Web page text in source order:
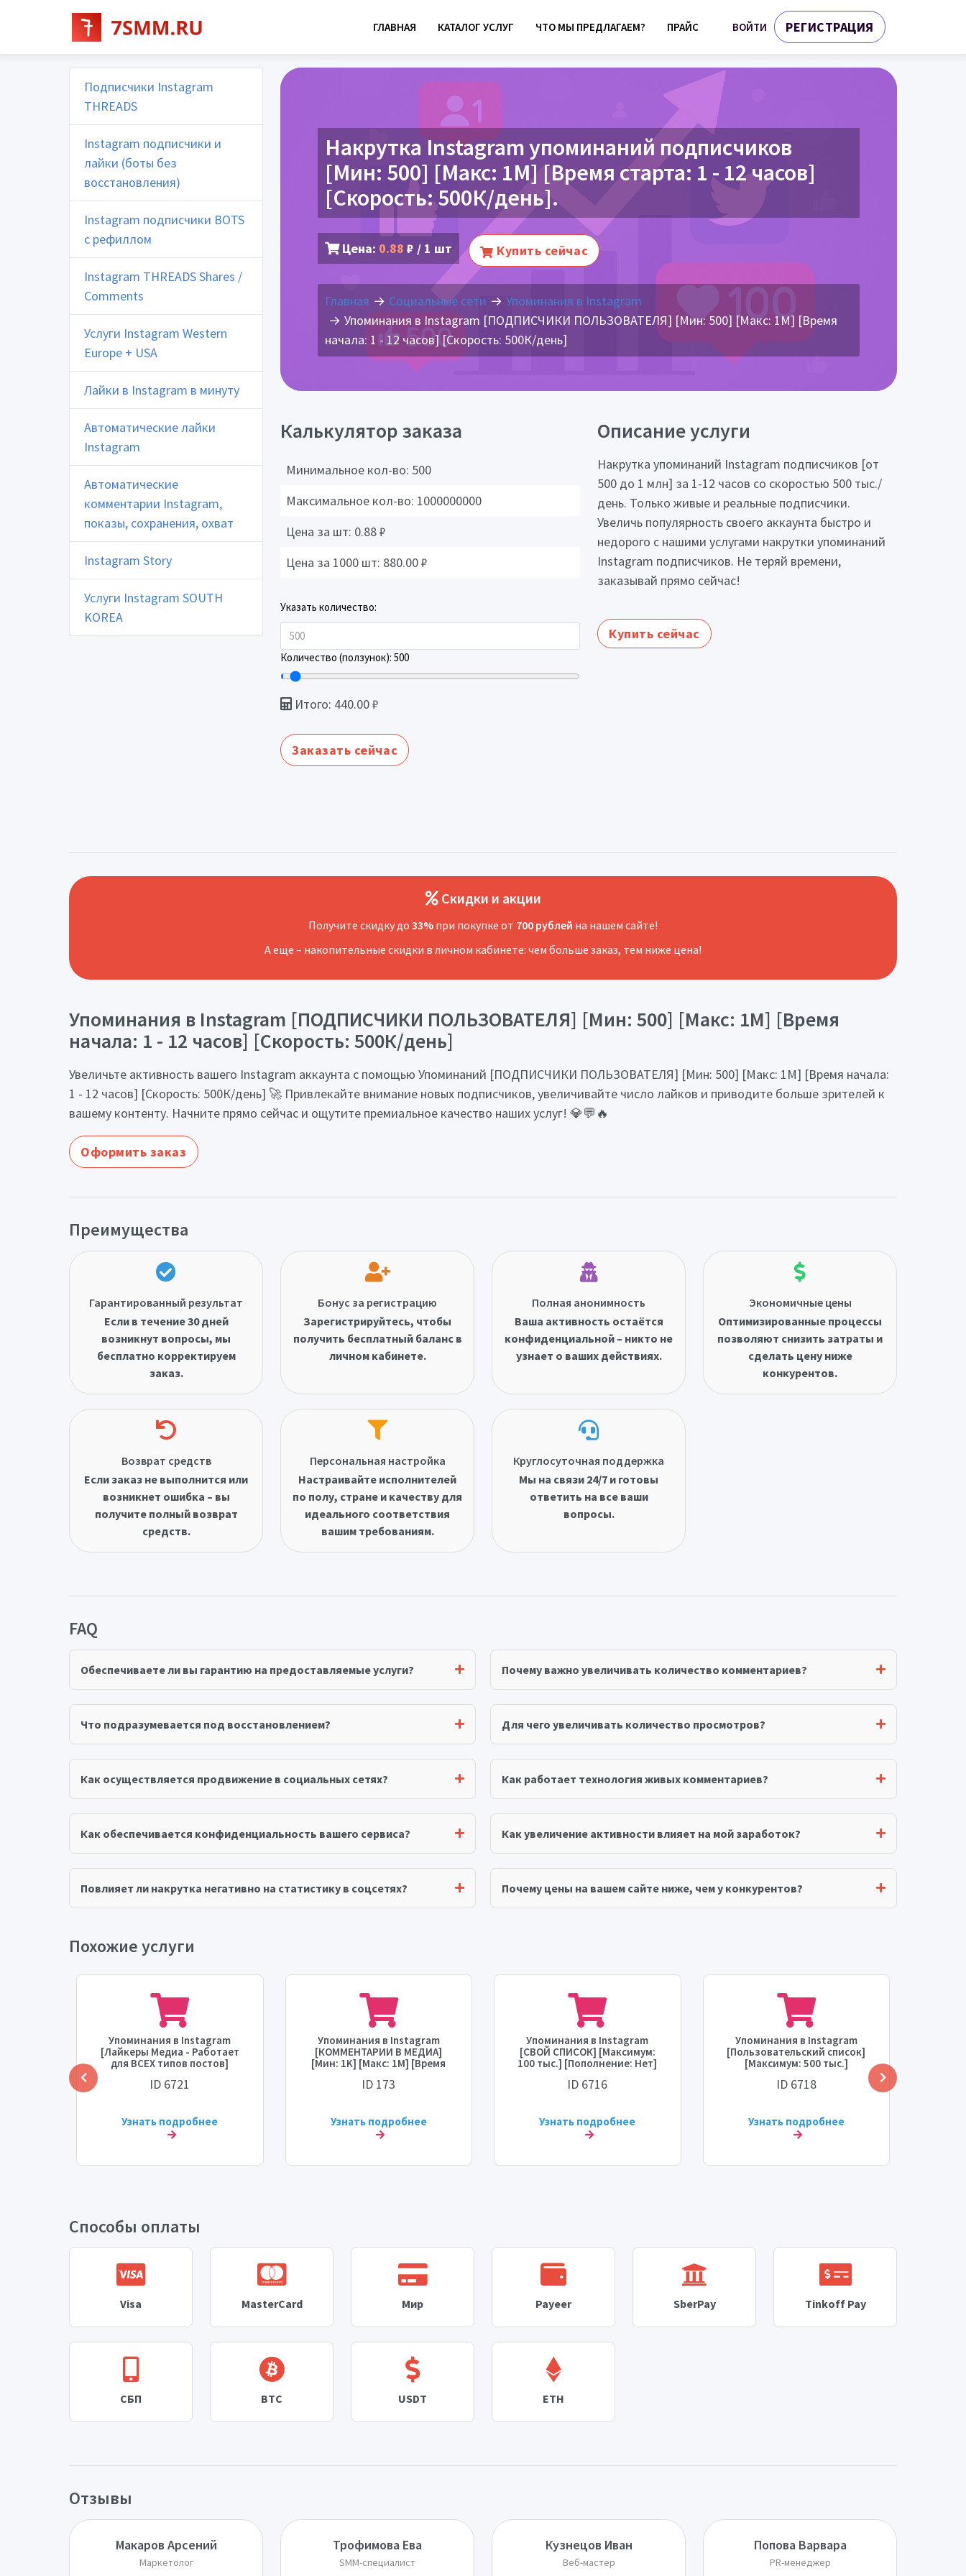
ГЛАВНАЯ КАТАЛОГ УСЛУГ ЧТО МЫ ПРЕДЛАГАЕМ? ПРАЙС ВОЙТИ РЕГИСТРАЦИЯ
Подписчики Instagram
THREADS
Instagram подписчики и
лайки (боты без
восстановления)
Instagram подписчики BOTS
с рефиллом
Instagram THREADS Shares /
Comments
Услуги Instagram Western
Europe + USA
Лайки в Instagram в минуту
Автоматические лайки
Instagram
Автоматические
комментарии Instagram,
показы, сохранения, охват
Instagram Story
Услуги Instagram SOUTH
KOREA
Накрутка Instagram упоминаний подписчиков
[Мин: 500] [Макс: 1М] [Время старта: 1 - 12 часов]
[Скорость: 500К/день].
Цена: 0.88 ₽ / 1 шт Купить сейчас
Главная Социальные сети
Упоминания в Instagram
Упоминания в Instagram [ПОДПИСЧИКИ ПОЛЬЗОВАТЕЛЯ] [Мин: 500] [Макс: 1М] [Время
начала: 1 - 12 часов] [Скорость: 500К/день]
Калькулятор заказа
Минимальное кол-во: 500
Максимальное кол-во: 1000000000
Цена за шт: 0.88₽
Цена за 1000 шт: 880.00₽
Указать количество:
Количество (ползунок): 500
Итого: 440.00₽
Заказать сейчас
Описание услуги
Накрутка упоминаний Instagram подписчиков [от
500 до 1 млн] за 1-12 часов со скоростью 500 тыс./
день. Только живые и реальные подписчики.
Увеличь популярность своего аккаунта быстро и
недорого с нашими услугами накрутки упоминаний
Instagram подписчиков. Не теряй времени,
заказывай прямо сейчас!
Купить сейчас
Скидки и акции
Получите скидку до 33% при покупке от 700 рублей на нашем сайте!
А еще – накопительные скидки в личном кабинете: чем больше заказ, тем ниже цена!
Упоминания в Instagram [ПОДПИСЧИКИ ПОЛЬЗОВАТЕЛЯ] [Мин: 500] [Макс: 1М] [Время
начала: 1 - 12 часов] [Скорость: 500К/день]
Увеличьте активность вашего Instagram аккаунта с помощью Упоминаний [ПОДПИСЧИКИ ПОЛЬЗОВАТЕЛЯ] [Мин: 500] [Макс: 1М] [Время начала:
1 - 12 часов] [Скорость: 500К/день] 🚀 Привлекайте внимание новых подписчиков, увеличивайте число лайков и приводите больше зрителей к
вашему контенту. Начните прямо сейчас и ощутите премиальное качество наших услуг! 💎💬🔥
Оформить заказ
Преимущества
Гарантированный результат
Если в течение 30 дней
возникнут вопросы, мы
бесплатно корректируем
заказ.
Бонус за регистрацию
Зарегистрируйтесь, чтобы
получить бесплатный баланс в
личном кабинете.
Полная анонимность
Ваша активность остаётся
конфиденциальной – никто не
узнает о ваших действиях.
Экономичные цены
Оптимизированные процессы
позволяют снизить затраты и
сделать цену ниже
конкурентов.
Возврат средств
Если заказ не выполнится или
возникнет ошибка – вы
получите полный возврат
средств.
Персональная настройка
Настраивайте исполнителей
по полу, стране и качеству для
идеального соответствия
вашим требованиям.
Круглосуточная поддержка
Мы на связи 24/7 и готовы
ответить на все ваши
вопросы.
FAQ
Обеспечиваете ли вы гарантию на предоставляемые услуги? Почему важно увеличивать количество комментариев?
Что подразумевается под восстановлением? Для чего увеличивать количество просмотров?
Как осуществляется продвижение в социальных сетях? Как работает технология живых комментариев?
Как обеспечивается конфиденциальность вашего сервиса? Как увеличение активности влияет на мой заработок?
Повлияет ли накрутка негативно на статистику в соцсетях? Почему цены на вашем сайте ниже, чем у конкурентов?
Похожие услуги
Упоминания в Instagram
[Лайкеры Медиа - Работает
для ВСЕХ типов постов]
[Пополнение: Нет] [Время
ID 6721
Узнать подробнее
Упоминания в Instagram
[КОММЕНТАРИИ В МЕДИА]
[Мин: 1K] [Макс: 1M] [Время
начала: 1 - 12 часов]
[Скорость: 300K/день]
ID 173
Узнать подробнее
Упоминания в Instagram
[СВОЙ СПИСОК] [Максимум:
100 тыс.] [Пополнение: Нет]
[Время старта: 0 - 24 часа]
[Скорость: 10 тыс./день]
ID 6716
Узнать подробнее
Упоминания в Instagram
[Пользовательский список]
[Максимум: 500 тыс.]
[Пополнение: Нет] [Время
запуска: 0 - 24 часа]
ID 6718
Узнать подробнее
Способы оплаты
Visa MasterCard Мир Payeer SberPay Tinkoff Pay
СБП BTC USDT ETH
Отзывы
Макаров Арсений
Маркетолог
Трофимова Ева
SMM-специалист
Кузнецов Иван
Веб-мастер
Попова Варвара
PR-менеджер